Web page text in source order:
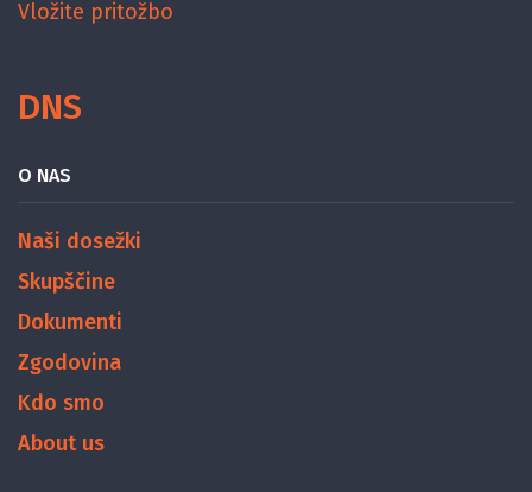
Vložite pritožbo
DNS
O NAS
Naši dosežki
Skupščine
Dokumenti
Zgodovina
Kdo smo
About us